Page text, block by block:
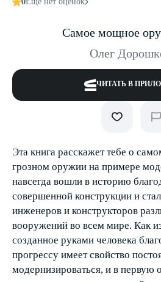
Самое мощное
Олег
ЧИТАТЬ В
Эта книга расскажет тебе о
грозном оружии на примере
навсегда вошли в историю
совершенной конструкции и
инженеров и конструкторов
вооружений во всем мире. Как
созданное руками человека
прогрессу имеет свойство
модернизироваться, и в первую